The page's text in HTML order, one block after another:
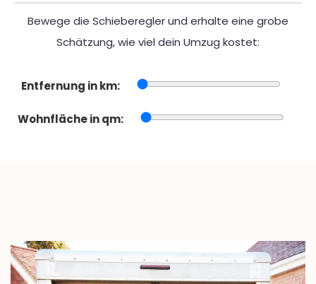
Bewege die Schieberegler und erhalte eine grobe
Schätzung, wie viel dein Umzug kostet:
Entfernung in km:
Wohnfläche in qm: